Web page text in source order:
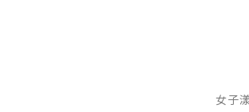
女子